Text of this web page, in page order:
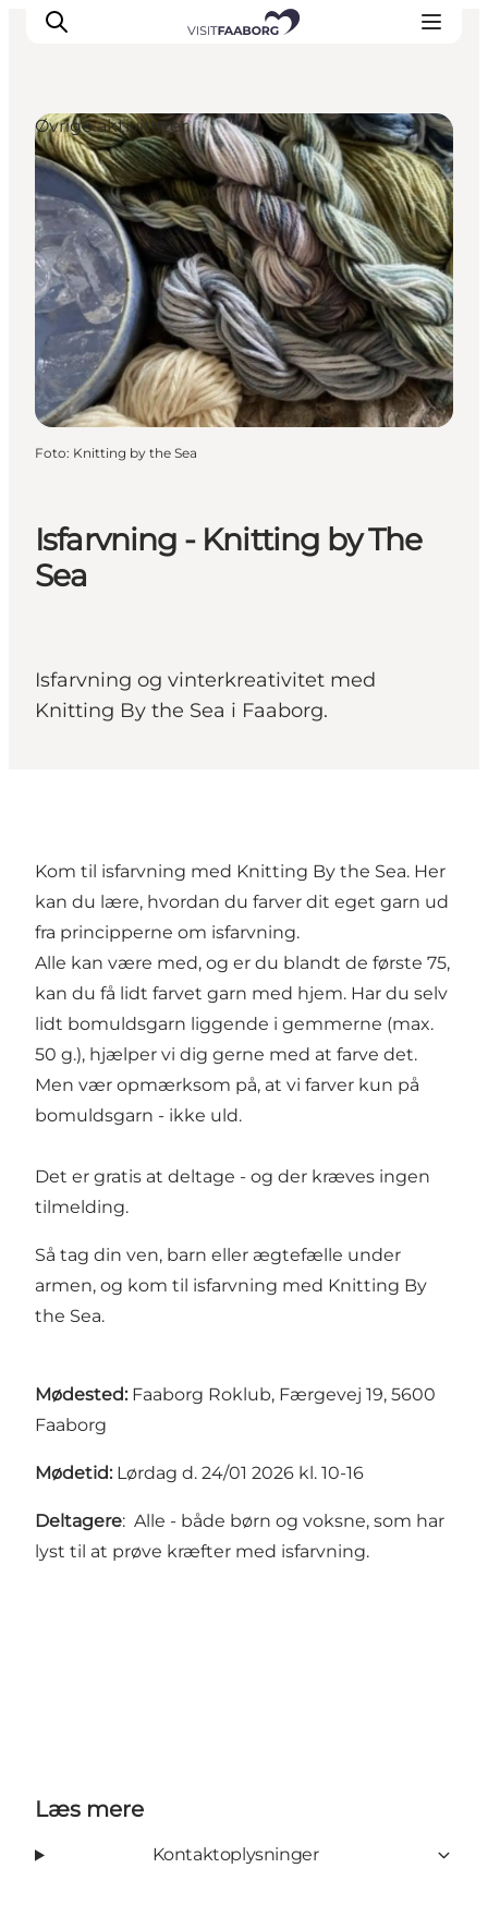
Overnatning
Spisesteder
Oplevelser
Øhop
Outdoor
Det sker
Isfarvning - Knitting by The
Sea
Isfarvning og vinterkreativitet med
Knitting By the Sea i Faaborg.
Øvrige aktiviteter
Foto: Knitting by the Sea
Kom til isfarvning med Knitting By the Sea. Her
kan du lære, hvordan du farver dit eget garn ud
fra principperne om isfarvning.
Alle kan være med, og er du blandt de første 75,
kan du få lidt farvet garn med hjem. Har du selv
lidt bomuldsgarn liggende i gemmerne (max.
50 g.), hjælper vi dig gerne med at farve det.
Men vær opmærksom på, at vi farver kun på
bomuldsgarn - ikke uld.
Det er gratis at deltage - og der kræves ingen
tilmelding.
Så tag din ven, barn eller ægtefælle under
armen, og kom til isfarvning med Knitting By
the Sea.
Mødested: Faaborg Roklub, Færgevej 19, 5600
Faaborg
Mødetid: Lørdag d. 24/01 2026 kl. 10-16
Deltagere: Alle - både børn og voksne, som har
lyst til at prøve kræfter med isfarvning.
Læs mere
Kontaktoplysninger